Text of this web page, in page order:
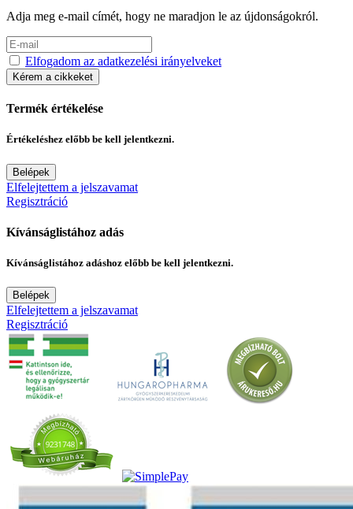
Adja meg e-mail címét, hogy ne maradjon le az újdonságokról.
Elfogadom az adatkezelési irányelveket
Kérem a cikkeket
Termék értékelése
Értékeléshez előbb be kell jelentkezni.
Belépek
Elfelejtettem a jelszavamat
Regisztráció
Kívánságlistához adás
Kívánságlistához adáshoz előbb be kell jelentkezni.
Belépek
Elfelejtettem a jelszavamat
Regisztráció